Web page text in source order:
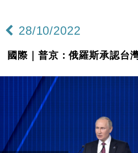
16:47
本地｜假冒內地執法人員要
16:05
財經｜日經失守6.5萬點後回
經濟｜大摩看淡內房今年表
16:55
科技｜iPhone 18 Pro成本或
定新機售價
15:38
本地｜香港迪拜下月10日合
28/10/2022
國際｜普京：俄羅斯承認台